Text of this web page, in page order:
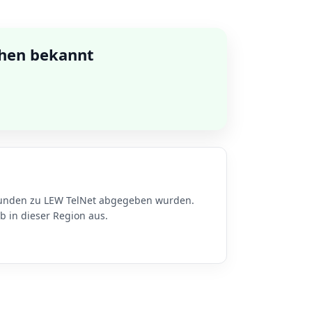
bekannt
zu LEW TelNet abgegeben wurden.
in dieser Region aus.